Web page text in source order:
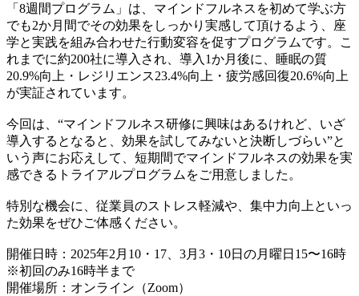
「8週間プログラム」は、マインドフルネスを初めて学ぶ方
でも2か月間でその効果をしっかり実感して頂けるよう、座
学と実践を組み合わせた行動変容を促すプログラムです。こ
れまでに約200社に導入され、導入1か月後に、睡眠の質
20.9%向上・レジリエンス23.4%向上・疲労感回復20.6%向上
が実証されています。
今回は、“マインドフルネス研修に興味はあるけれど、いざ
導入するとなると、効果を試してみないと決断しづらい”と
いう声にお応えして、短期間でマインドフルネスの効果を実
感できるトライアルプログラムをご用意しました。
特別な機会に、従業員のストレス軽減や、集中力向上といっ
た効果をぜひご体感ください。
開催日時：2025年2月10・17、3月3・10日の月曜日15〜16時
※初回のみ16時半まで
開催場所：オンライン（Zoom）